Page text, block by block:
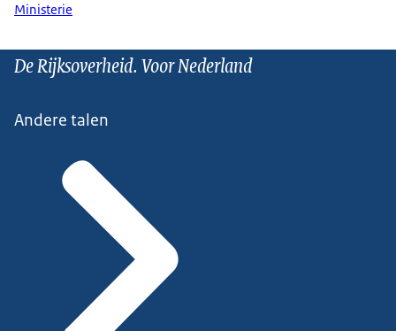
Ministerie
De Rijksoverheid. Voor Nederland
Andere talen